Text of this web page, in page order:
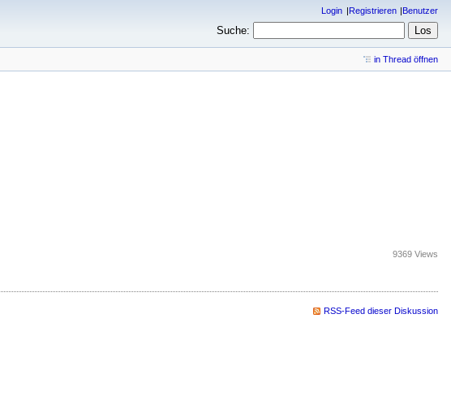
Login Registrieren Benutzer
Suche:
in Thread öffnen
9369 Views
RSS-Feed dieser Diskussion